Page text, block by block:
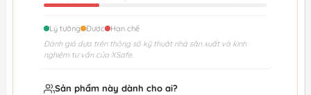
Lý tưởng Được
Hạn chế
Đánh giá dựa trên thông số kỹ thuật nhà sản xuất và kinh
nghiệm tư vấn của XSafe.
Sản phẩm này dành cho ai?